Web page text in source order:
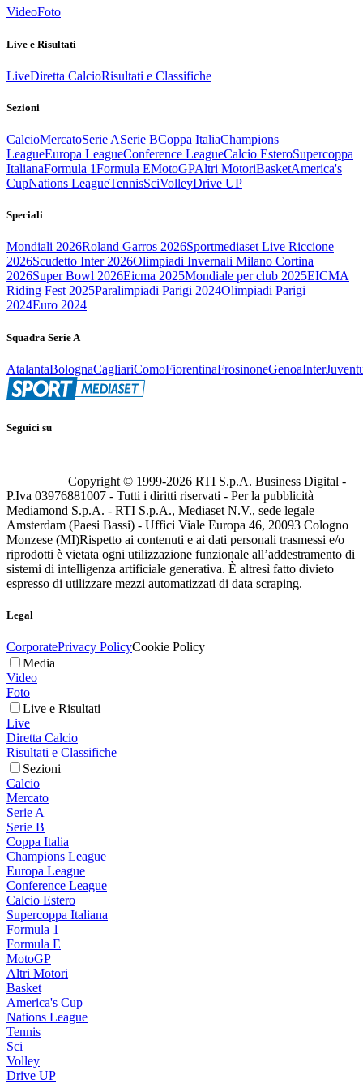
VideoFoto
Live e Risultati
LiveDiretta CalcioRisultati e Classifiche
Sezioni
CalcioMercatoSerie ASerie BCoppa ItaliaChampions
LeagueEuropa LeagueConference LeagueCalcio EsteroSupercoppa
ItalianaFormula 1Formula EMotoGPAltri MotoriBasketAmerica's
CupNations LeagueTennisSciVolleyDrive UP
Speciali
Mondiali 2026Roland Garros 2026Sportmediaset Live Riccione
2026Scudetto Inter 2026Olimpiadi Invernali Milano Cortina
2026Super Bowl 2026Eicma 2025Mondiale per club 2025EICMA
Riding Fest 2025Paralimpiadi Parigi 2024Olimpiadi Parigi
2024Euro 2024
Squadra Serie A
AtalantaBolognaCagliariComoFiorentinaFrosinoneGenoaInter
Seguici su
Copyright © 1999-2026 RTI S.p.A. Business Digital -
P.Iva 03976881007 - Tutti i diritti riservati - Per la pubblicità
Mediamond S.p.A. - RTI S.p.A., Mediaset N.V., sede legale
Amsterdam (Paesi Bassi) - Uffici Viale Europa 46, 20093 Cologno
Monzese (MI)Rispetto ai contenuti e ai dati personali trasmessi e/o
riprodotti è vietata ogni utilizzazione funzionale all’addestramento di
sistemi di intelligenza artificiale generativa. È altresì fatto divieto
espresso di utilizzare mezzi automatizzati di data scraping.
Legal
CorporatePrivacy PolicyCookie Policy
Media
Video
Foto
Live e Risultati
Live
Diretta Calcio
Risultati e Classifiche
Sezioni
Calcio
Mercato
Serie A
Serie B
Coppa Italia
Champions League
Europa League
Conference League
Calcio Estero
Supercoppa Italiana
Formula 1
Formula E
MotoGP
Altri Motori
Basket
America's Cup
Nations League
Tennis
Sci
Volley
Drive UP